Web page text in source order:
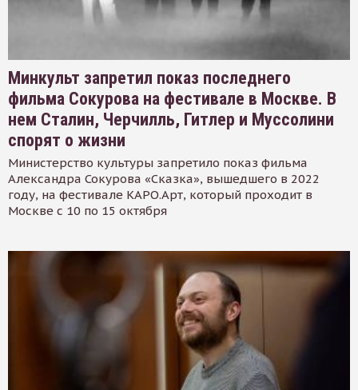
Минкульт запретил показ последнего
фильма Сокурова на фестивале в Москве. В
нем Сталин, Черчилль, Гитлер и Муссолини
спорят о жизни
Министерство культуры запретило показ фильма
Александра Сокурова «Сказка», вышедшего в 2022
году, на фестивале КАРО.Арт, который проходит в
Москве с 10 по 15 октября